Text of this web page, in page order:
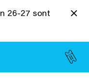
26-27 sont